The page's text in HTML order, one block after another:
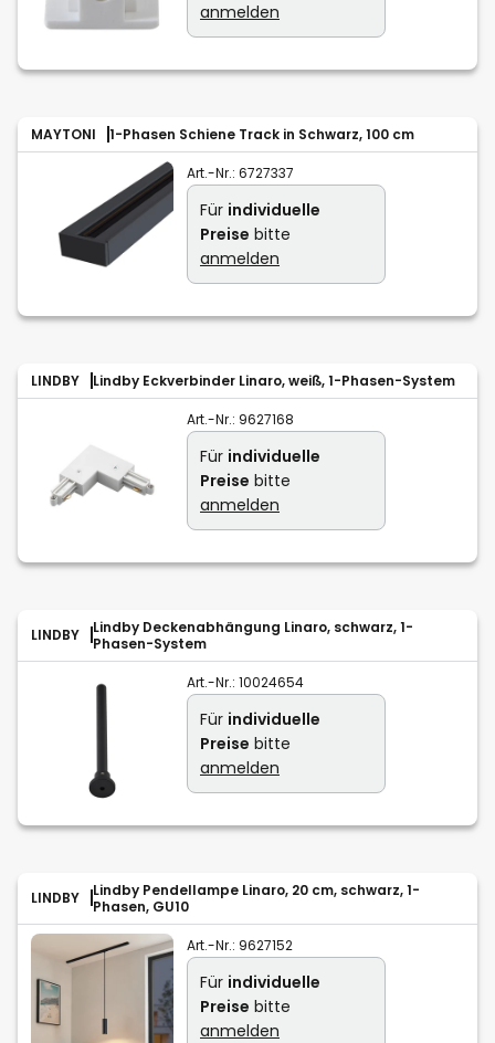
anmelden
MAYTONI 1-Phasen Schiene Track in Schwarz, 100 cm
Art.-Nr.: 6727337
Für individuelle
Preise bitte
anmelden
LINDBY Lindby Eckverbinder Linaro, weiß, 1-Phasen-System
Art.-Nr.: 9627168
Für individuelle
Preise bitte
anmelden
LINDBY
Lindby Deckenabhängung Linaro, schwarz, 1-
Phasen-System
Art.-Nr.: 10024654
Für individuelle
Preise bitte
anmelden
LINDBY
Lindby Pendellampe Linaro, 20 cm, schwarz, 1-
Phasen, GU10
Art.-Nr.: 9627152
Für individuelle
Preise bitte
anmelden